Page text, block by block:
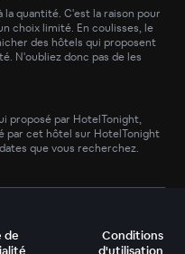
quantité. C'est la raison pour
choix limité. En coulisses, le
des hôtels qui proposent
N'oubliez donc pas de les
proposé par HotelTonight,
par cet hôtel sur HotelTonight
que vous recherchez.
de
Conditions
d'utilisation